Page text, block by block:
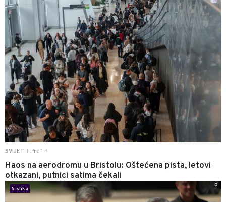
SVIJET Pre 1 h
Haos na aerodromu u Bristolu: Oštećena pista, letovi
otkazani, putnici satima čekali
5 slika
0